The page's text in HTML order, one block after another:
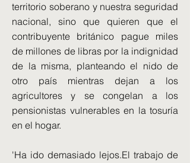
territorio soberano y nuestra seguridad
nacional, sino que quieren que el
contribuyente británico pague miles
de millones de libras por la indignidad
de la misma, planteando el nido de
otro país mientras dejan a los
agricultores y se congelan a los
pensionistas vulnerables en la tosuría
en el hogar.
'Ha ido demasiado lejos.El trabajo de